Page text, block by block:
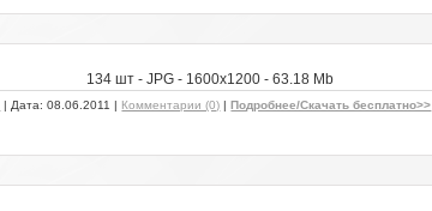
134 шт - JPG - 1600x1200 - 63.18 Mb
| Дата:08.06.2011 | Комментарии (0) |Подробнее/Скачать бесплатно>>